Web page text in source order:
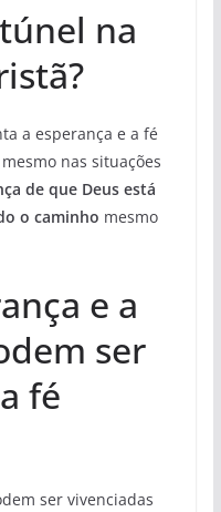
na
a esperança e a fé
nas situações
de que Deus está
o caminho mesmo
e a
ser
fé
ser vivenciadas